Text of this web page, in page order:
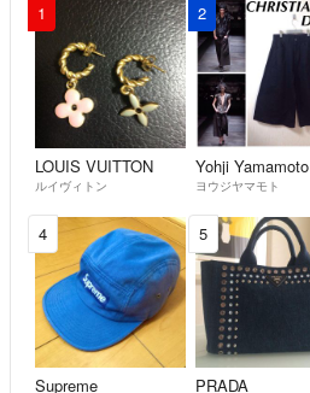
1
LOUIS VUITTON
ルイヴィトン
2
Yohji Yamamoto
ヨウジヤマモト
4
Supreme
5
PRADA